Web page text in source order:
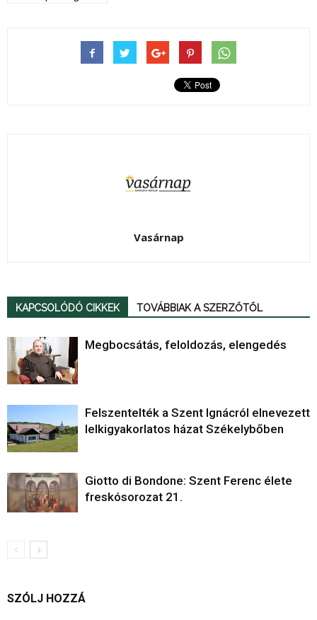
Vasárnap
KAPCSOLÓDÓ CIKKEK TOVÁBBIAK A SZERZŐTŐL
Megbocsátás, feloldozás, elengedés
Felszentelték a Szent Ignácról elnevezett
lelkigyakorlatos házat Székelybőben
Giotto di Bondone: Szent Ferenc élete
freskósorozat 21.
SZÓLJ HOZZÁ